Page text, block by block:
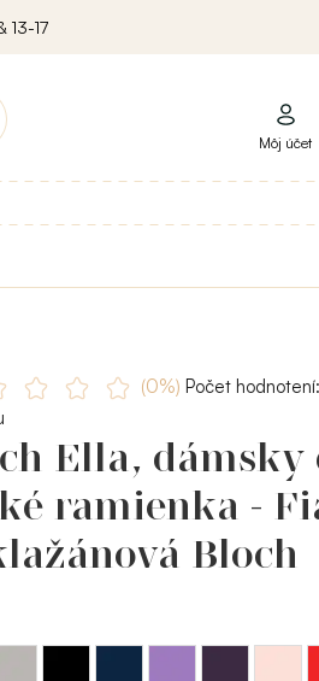
13-17
Môj účet
(0%) Počet
Ella, dámsky
ramienka -
Bloch